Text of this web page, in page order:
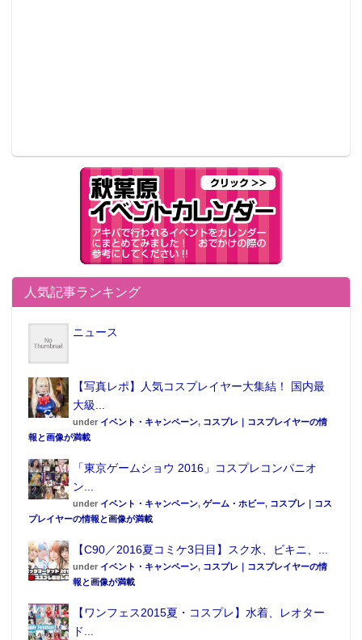
人気記事ランキング
ニュース
【写真レポ】人気コスプレイヤー大集結！ 国内最
大級...
under イベント・キャンペーン, コスプレ｜コスプレイヤーの情
報と画像が満載
「東京ゲームショウ 2016」コスプレコンパニオ
ン...
under イベント・キャンペーン, ゲーム・ホビー, コスプレ｜コス
プレイヤーの情報と画像が満載
【C90／2016夏コミケ3日目】スク水、ビキニ、...
under イベント・キャンペーン, コスプレ｜コスプレイヤーの情
報と画像が満載
【ワンフェス2015夏・コスプレ】水着、レオター
ド...